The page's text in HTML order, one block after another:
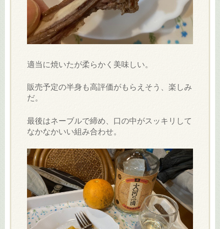
適当に焼いたが柔らかく美味しい。
販売予定の半身も高評価がもらえそう、楽しみ
だ。
最後はネーブルで締め、口の中がスッキリして
なかなかいい組み合わせ。